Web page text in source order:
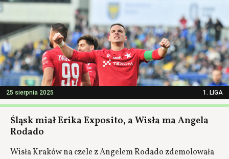
25 sierpnia 2025 1. LIGA
Śląsk miał Erika Exposito, a Wisła ma Angela
Rodado
Wisła Kraków na czele z Angelem Rodado zdemolowała